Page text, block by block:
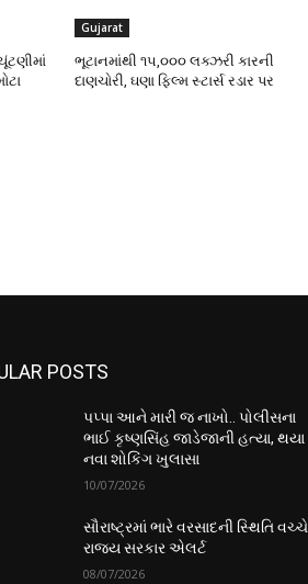
Gujarat
ભૂટાનમાંથી ૧૫,૦૦૦ લક્ઝરી કારની
દાણચોરી, ઘણા ફિલ્મ સ્ટાર્સ રડાર પર
POSTS
પપ્પા આને મારી જ નાખો.. પોલીસના
ભાઈ કૃષ્ણસિંહ જાડેજાની હત્યા, થયા
નવા શોકિંગ ખુલાસા
10/07/2026
સૌરાષ્ટ્રમાં ભારે વરસાદની સ્થિતિ વચ્ચે
રાજ્ય સરકાર એલર્ટ
08/07/2026